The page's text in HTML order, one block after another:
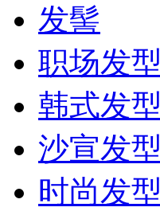
发髻
职场发型
韩式发型
沙宣发型
时尚发型